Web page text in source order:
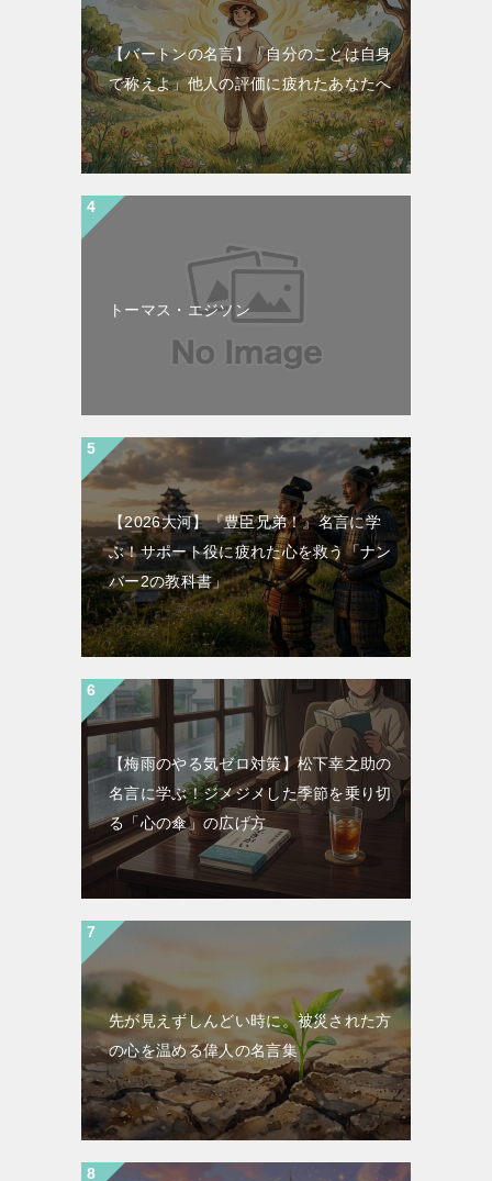
【バートンの名言】「自分のことは自身
で称えよ」他人の評価に疲れたあなたへ
トーマス・エジソン
【2026大河】『豊臣兄弟！』名言に学
ぶ！サポート役に疲れた心を救う「ナン
バー2の教科書」
【梅雨のやる気ゼロ対策】松下幸之助の
名言に学ぶ！ジメジメした季節を乗り切
る「心の傘」の広げ方
先が見えずしんどい時に。被災された方
の心を温める偉人の名言集